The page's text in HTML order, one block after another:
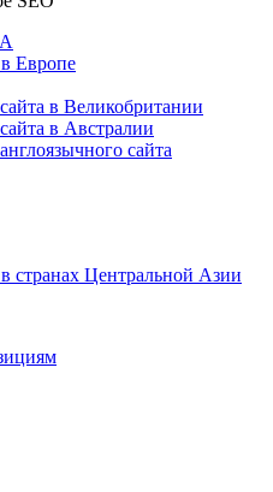
Европе
в Великобритании
в Австралии
сайта
странах Центральной Азии